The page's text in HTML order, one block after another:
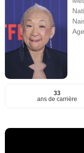
33
ans de carrière